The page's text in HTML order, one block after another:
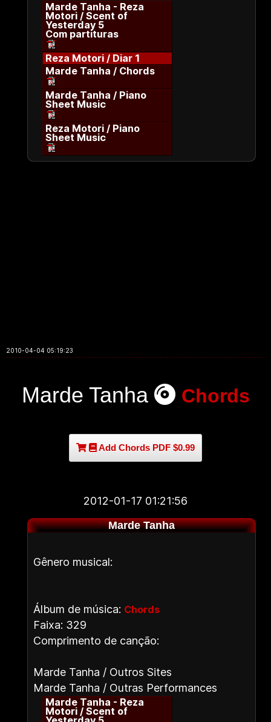
Marde Tanha - Reza
Motori / Scent of
Yesterday 5
Com partituras
Reza Motori / Diar 1
Marde Tanha / Chords
Marde Tanha / Piano
Sheet Music
Reza Motori / Piano
Sheet Music
2010-04-04 05:19:23
Marde Tanha Chords
Add Chords PDF $0.99
2012-01-17 01:21:56
Marde Tanha
Gênero musical:
Álbum de música: Chords
Faixa: 329
Comprimento de canção:
Marde Tanha / Outros Sites
Marde Tanha / Outras Performances
Marde Tanha - Reza
Motori / Scent of